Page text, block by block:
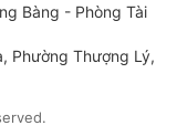
Bàng - Phòng Tài
Phường Thượng Lý,